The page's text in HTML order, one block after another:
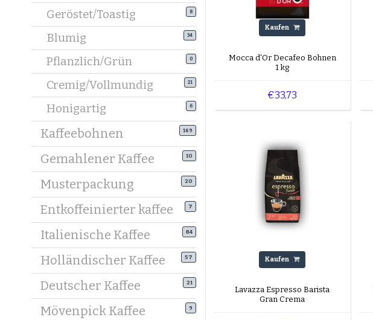
Geröstet/Toastig 8
Blumig 34
Pflanzlich/Grün 0
Cremig/Vollmundig 21
Honigartig 6
Kaffeebohnen 169
Gemahlener Kaffee 10
Musterpackung 20
Entkoffeinierter kaffee 7
Italienische Kaffee 84
Holländischer Kaffee 57
Deutscher Kaffee 21
Mövenpick Kaffee 9
Kaufen
Mocca d'Or Decafeo Bohnen
1 kg
€33,73
Kaufen
Lavazza Espresso Barista
Gran Crema